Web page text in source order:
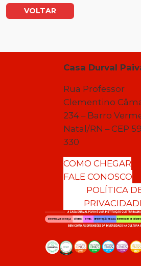
VOLTAR
Casa Durval
Rua Professor
Clementino
234 – Barro
Natal/RN – CEP
330
COMO CHEGAR
FALE CONOSCO
POLÍTICA